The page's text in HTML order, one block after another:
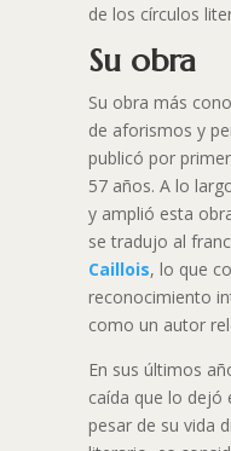
de los círculos
Su obra
Su obra más
de aforismos y
publicó por
57 años. A lo
y amplió esta
se tradujo al
Caillois, lo que
reconocimiento
como un autor
En sus últimos
caída que lo dejó
pesar de su vida